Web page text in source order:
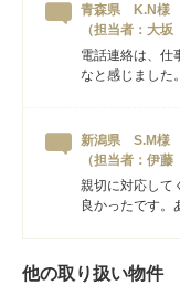
青森県 K.N様
（担当者：大
電話連絡は、仕
なと感じました。
新潟県 S.M様
（担当者：伊
親切に対応して
良かったです。
他の取り扱い物件